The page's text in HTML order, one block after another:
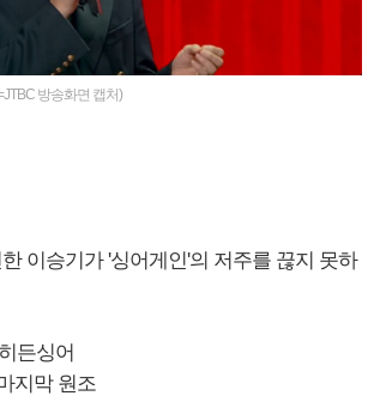
방송화면 캡처)
이승기가 '싱어게인'의 저주를 끊지 못하
든싱어
지막 원조